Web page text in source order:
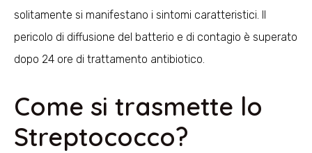
solitamente si manifestano i sintomi caratteristici. Il
pericolo di diffusione del batterio e di contagio è superato
dopo 24 ore di trattamento antibiotico.
Come si trasmette lo
Streptococco?